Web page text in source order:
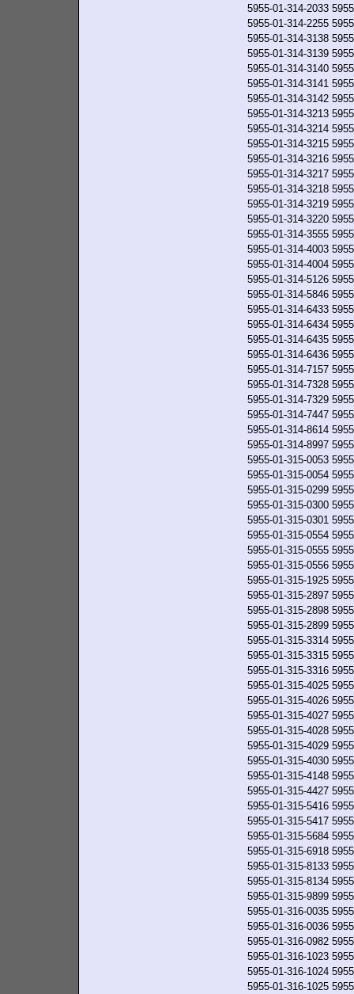
5955-01-314-2033
5955-01-314-2255
5955-01-314-3138
5955-01-314-3139
5955-01-314-3140
5955-01-314-3141
5955-01-314-3142
5955-01-314-3213
5955-01-314-3214
5955-01-314-3215
5955-01-314-3216
5955-01-314-3217
5955-01-314-3218
5955-01-314-3219
5955-01-314-3220
5955-01-314-3555
5955-01-314-4003
5955-01-314-4004
5955-01-314-5126
5955-01-314-5846
5955-01-314-6433
5955-01-314-6434
5955-01-314-6435
5955-01-314-6436
5955-01-314-7157
5955-01-314-7328
5955-01-314-7329
5955-01-314-7447
5955-01-314-8614
5955-01-314-8997
5955-01-315-0053
5955-01-315-0054
5955-01-315-0299
5955-01-315-0300
5955-01-315-0301
5955-01-315-0554
5955-01-315-0555
5955-01-315-0556
5955-01-315-1925
5955-01-315-2897
5955-01-315-2898
5955-01-315-2899
5955-01-315-3314
5955-01-315-3315
5955-01-315-3316
5955-01-315-4025
5955-01-315-4026
5955-01-315-4027
5955-01-315-4028
5955-01-315-4029
5955-01-315-4030
5955-01-315-4148
5955-01-315-4427
5955-01-315-5416
5955-01-315-5417
5955-01-315-5684
5955-01-315-6918
5955-01-315-8133
5955-01-315-8134
5955-01-315-9899
5955-01-316-0035
5955-01-316-0036
5955-01-316-0982
5955-01-316-1023
5955-01-316-1024
5955-01-316-1025